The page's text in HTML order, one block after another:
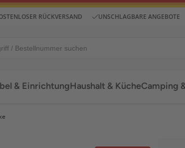
RÜCKVERSAND UNSCHLAGBARE ANGEBOTE
& EinrichtungHaushalt & KücheCamping